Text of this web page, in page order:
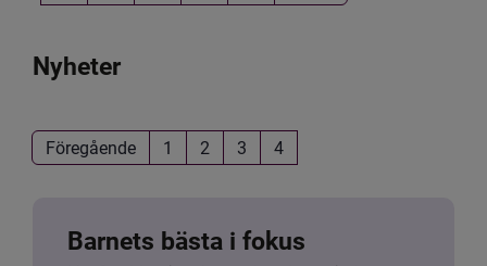
Nyheter
Föregående 1 2 3 4
Barnets bästa i fokus